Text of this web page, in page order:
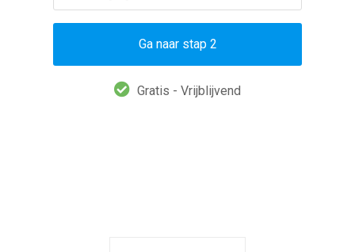
Ga naar stap 2
Gratis - Vrijblijvend